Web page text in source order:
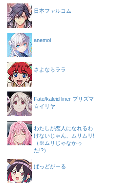
日本ファルコム
anemoi
さよならララ
Fate/kaleid liner プリズマ
☆イリヤ
わたしが恋人になれるわ
けないじゃん、ムリムリ!
（※ムリじゃなかっ
た!?）
ばっどがーる